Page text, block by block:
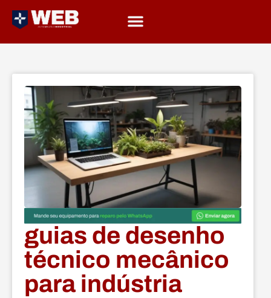
guias de desenho
técnico mecânico
para indústria